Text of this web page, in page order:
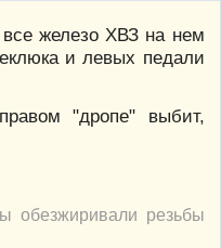
железо ХВЗ на нем
и левых педали
"дропе" выбит,
обезжиривали резьбы